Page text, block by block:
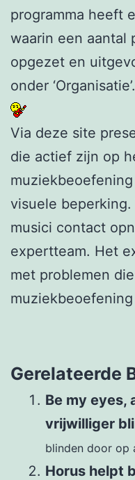
programma heeft
waarin een aantal
opgezet en
onder ‘Organisatie’.
Via deze site
die actief zijn op
visuele
musici contact
expertteam. Het
met problemen
Gerelateerde
Be my eyes,
vrijwilliger
blinden door op
Horus helpt